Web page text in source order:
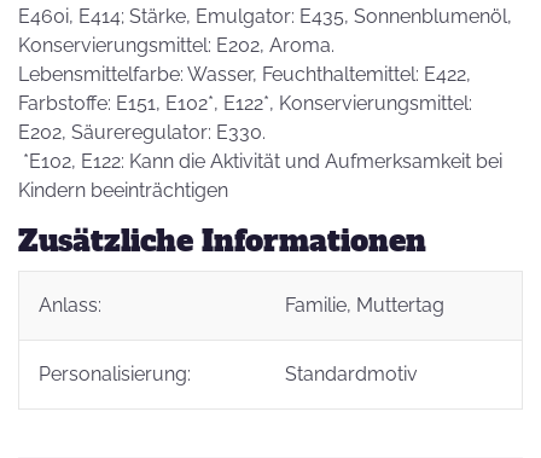
E460i, E414; Stärke, Emulgator: E435, Sonnenblumenöl,
Konservierungsmittel: E202, Aroma.
Lebensmittelfarbe: Wasser, Feuchthaltemittel: E422,
Farbstoffe: E151, E102*, E122*, Konservierungsmittel:
E202, Säureregulator: E330.
*E102, E122: Kann die Aktivität und Aufmerksamkeit bei
Kindern beeinträchtigen
Zusätzliche Informationen
Anlass: Familie, Muttertag
Personalisierung: Standardmotiv